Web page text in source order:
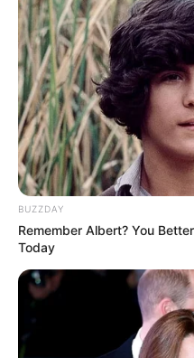
BUZZDAY
Remember Albert? You
Today